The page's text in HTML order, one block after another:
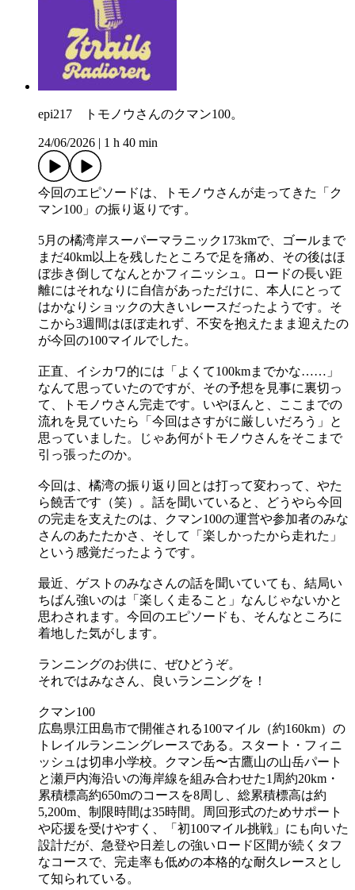
epi217 トモノウさんのクマン100。
24/06/2026 1 h 40 min
今回のエピソードは、トモノウさんが走ってきた「ク
マン100」の振り返りです。
5月の橘湾岸スーパーマラニック173kmで、ゴールまで
まだ40km以上を残したところで足を痛め、その後はほ
ぼ歩き倒してなんとかフィニッシュ。ロードの長い距
離にはそれなりに自信があっただけに、本人にとって
はかなりショックの大きいレースだったようです。そ
こから3週間はほぼ走れず、不安を抱えたまま迎えたの
が今回の100マイルでした。
正直、イシカワ的には「よくて100kmまでかな……」
なんて思っていたのですが、その予想を見事に裏切っ
て、トモノウさん完走です。いやほんと、ここまでの
流れを見ていたら「今回はさすがに厳しいだろう」と
思っていました。じゃあ何がトモノウさんをそこまで
引っ張ったのか。
今回は、橘湾の振り返り回とは打って変わって、やた
ら饒舌です（笑）。話を聞いていると、どうやら今回
の完走を支えたのは、クマン100の運営や参加者のみな
さんのあたたかさ、そして「楽しかったから走れた」
という感覚だったようです。
最近、ゲストのみなさんの話を聞いていても、結局い
ちばん強いのは「楽しく走ること」なんじゃないかと
思わされます。今回のエピソードも、そんなところに
着地した気がします。
ランニングのお供に、ぜひどうぞ。
それではみなさん、良いランニングを！
クマン100
広島県江田島市で開催される100マイル（約160km）の
トレイルランニングレースである。スタート・フィニ
ッシュは切串小学校。クマン岳〜古鷹山の山岳パート
と瀬戸内海沿いの海岸線を組み合わせた1周約20km・
累積標高約650mのコースを8周し、総累積標高は約
5,200m、制限時間は35時間。周回形式のためサポート
や応援を受けやすく、「初100マイル挑戦」にも向いた
設計だが、急登や日差しの強いロード区間が続くタフ
なコースで、完走率も低めの本格的な耐久レースとし
て知られている。